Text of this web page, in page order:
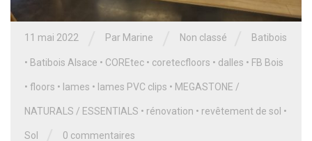
11 mai 2022 Par Marine Non classé Batibois
• Batibois Alsace • COREtec • coretecfloors • dalles • FB Bois
• floors • lames • lames PVC clips • MEGASTONE /
NATURALS / ESSENTIALS • rénovation • revêtement de sol •
Sol 0 commentaires